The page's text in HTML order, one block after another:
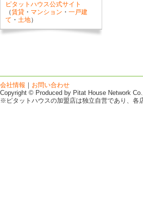
ピタットハウス公式サイト
（賃貸 ・ マンション ・ 一戸建
て ・ 土地）
会社情報 ｜ お問い合わせ
Copyright © Produced by Pitat House Network
※ピタットハウスの加盟店は独立自営であり、各